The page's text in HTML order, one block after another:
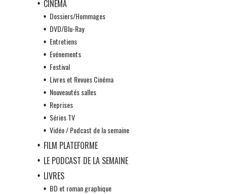
CINÉMA
Dossiers/Hommages
DVD/Blu-Ray
Entretiens
Evénements
Festival
Livres et Revues Cinéma
Nouveautés salles
Reprises
Séries TV
Vidéo / Podcast de la semaine
FILM PLATEFORME
LE PODCAST DE LA SEMAINE
LIVRES
BD et roman graphique